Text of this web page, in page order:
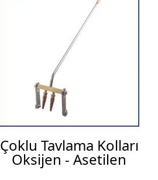
Çoklu Tavlama Kolları
Oksijen - Asetilen